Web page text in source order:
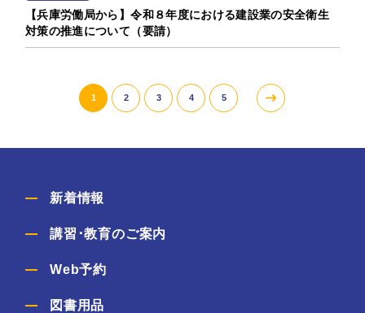
【兵庫労働局から】令和８年度における建設業の安全衛生
対策の推進について（要請）
1 2 3 4 5
新着情報
講習･教育のご案内
Web予約
図書用品